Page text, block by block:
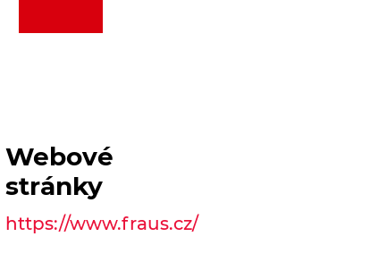
Webové
stránky
https://www.fraus.cz/